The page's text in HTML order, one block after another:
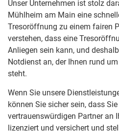
Unser Unternehmen ist stolz
Mühlheim am Main eine
Tresoröffnung zu einem fairen
verstehen, dass eine
Anliegen sein kann, und
Notdienst an, der Ihnen rund
steht.
Wenn Sie unsere
können Sie sicher sein, dass
vertrauenswürdigen Partner an
lizenziert und versichert und